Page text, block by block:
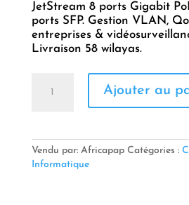
JetStream 8 ports Gigabit
ports SFP. Gestion VLAN,
entreprises &
Livraison 58 wilayas.
TL-
SG2210P
Ajouter au
Vendu par: Africapap Catégories :
Informatique